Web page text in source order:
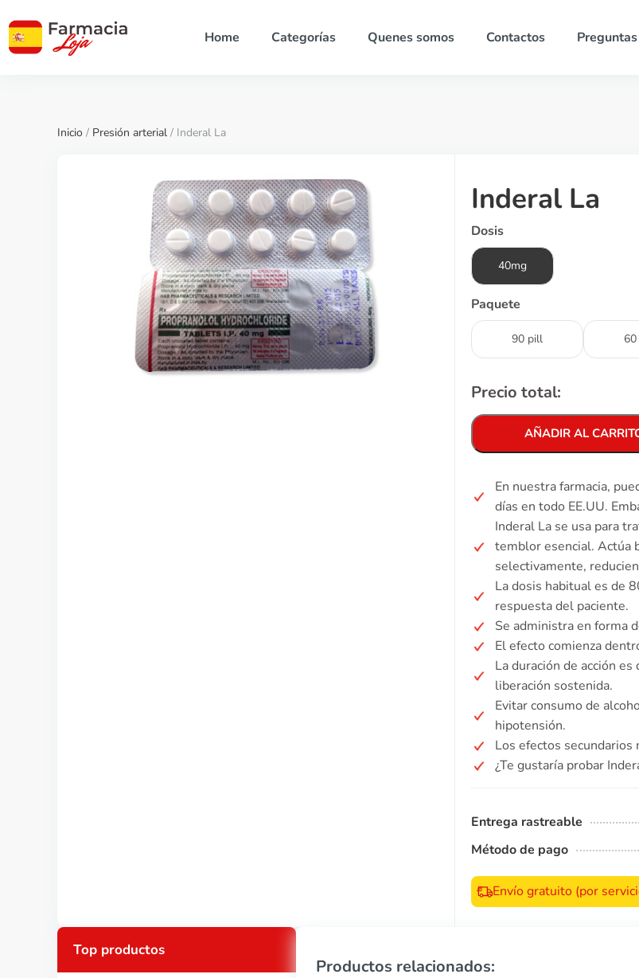
Home Categorías Quenes somos Contactos
Inicio / Presión arterial / Inderal La
Inderal La
Dosis
40mg
Paquete
90 pill
Precio total:
AÑADIR AL
En nuestra farmacia,
días en todo EE.UU.
Inderal La se usa para
temblor esencial. Actúa
selectivamente,
La dosis habitual es de
respuesta del paciente.
Se administra en forma
El efecto comienza
La duración de acción
liberación sostenida.
Evitar consumo de
hipotensión.
Los efectos secundarios
¿Te gustaría probar
Entrega rastreable
Método de pago
Envío gratuito (por
Top productos
Productos relacionados: